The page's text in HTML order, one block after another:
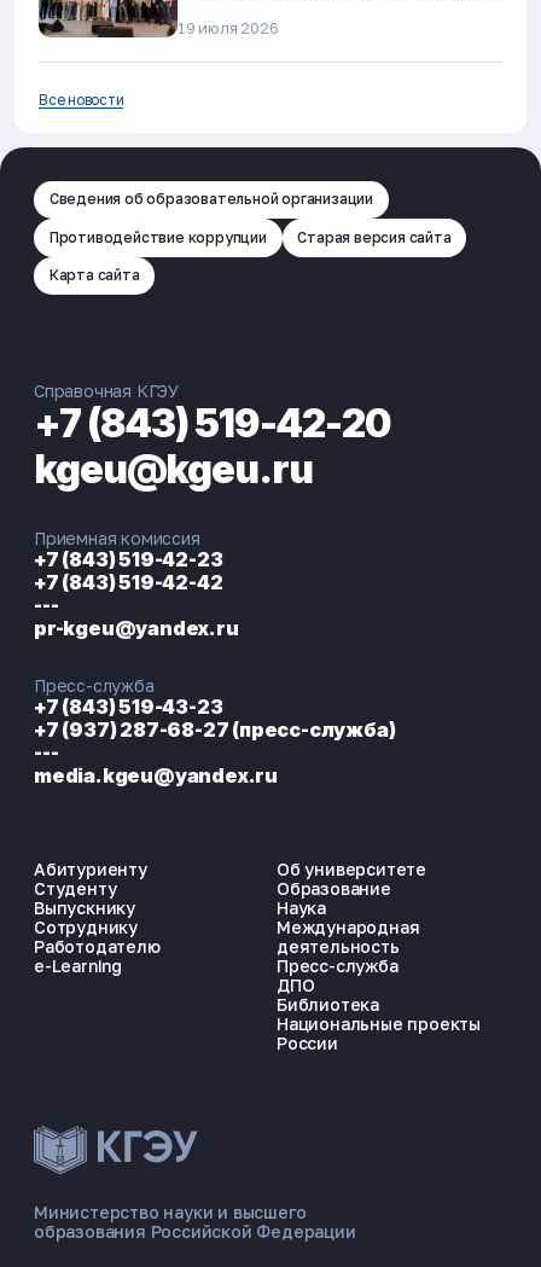
ЭНЕРГОКОД — ПОМОЩНИК КГЭУ
📋 Приёмная комиссия
19 июля 2026
Все новости
Сведения об образовательной организации
Противодействие коррупции Старая версия сайта
Карта сайта
Министерство науки и высшего
образования Российской Федерации
Абитуриенту
Студенту
Выпускнику
Сотруднику
Работодателю
e-Learning
Об университете
Образование
Наука
Международная
деятельность
Пресс-служба
ДПО
Библиотека
Национальные проекты
России
Справочная КГЭУ
+7 (843) 519-42-20
kgeu@kgeu.ru
Приемная комиссия
+7 (843) 519-42-23
+7 (843) 519-42-42
---
pr-kgeu@yandex.ru
Пресс-служба
+7 (843) 519-43-23
+7 (937) 287-68-27 (пресс-служба)
---
media.kgeu@yandex.ru